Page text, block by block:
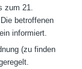
zum 21.
betroffenen
informiert.
(zu finden